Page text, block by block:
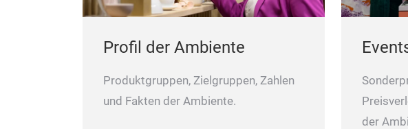
Profil der Ambiente
Produktgruppen, Zielgruppen, Zahlen
und Fakten der Ambiente.
der